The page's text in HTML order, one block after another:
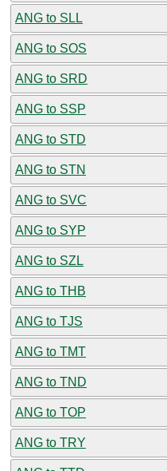
ANG to SLL
ANG to SOS
ANG to SRD
ANG to SSP
ANG to STD
ANG to STN
ANG to SVC
ANG to SYP
ANG to SZL
ANG to THB
ANG to TJS
ANG to TMT
ANG to TND
ANG to TOP
ANG to TRY